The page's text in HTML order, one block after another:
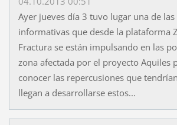
Ayer jueves día 3 tuvo lugar una de
informativas que desde la plataforma
Fractura se están impulsando en las
zona afectada por el proyecto Aquiles
conocer las repercusiones que
llegan a desarrollarse estos...